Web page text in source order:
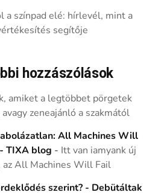
a színpad elé: hírlevél, mint a
segítője
hozzászólások
amiket a legtöbbet pörgetek
avagy zeneajánló a szakmától
All Machines Will
TIXA blog - Itt van iamyank új
az All Machines Will Fail
szerint? - Debütáltak